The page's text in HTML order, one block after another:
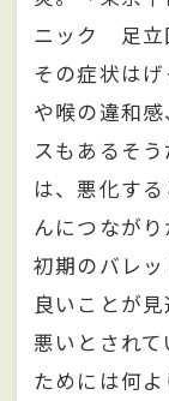
ニック 足立
その症状は
や喉の違和
スもあるそ
は、悪化す
んにつなが
初期のバレ
良いことが
悪いとされ
ためには何